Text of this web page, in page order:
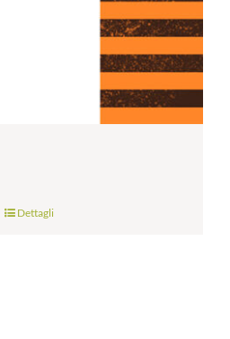
Dettagli